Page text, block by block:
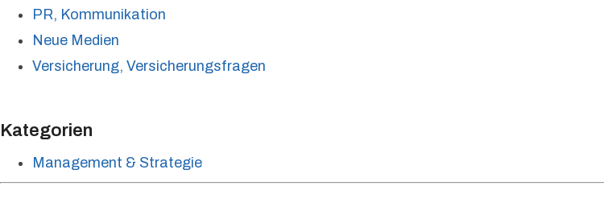
PR, Kommunikation
Neue Medien
Versicherung, Versicherungsfragen
Kategorien
Management & Strategie